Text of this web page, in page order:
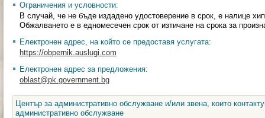
Ограничения и условности:
В случай, че не бъде издадено удостоверение в срок, е налице
Обжалването е в едномесечен срок от изтичане на срока за
Електронен адрес, на който се предоставя услугата:
https://obpernik.auslugi.com
Електронен адрес за предложения:
oblast@pk.government.bg
Център за административно обслужване и/или звена, които
административно обслужване